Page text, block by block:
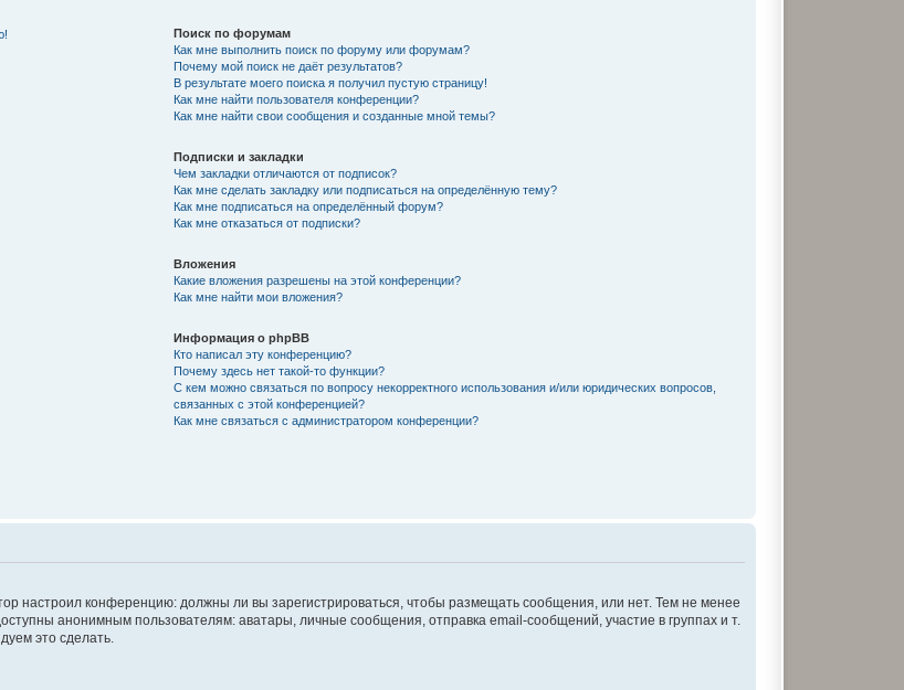
Поиск по форумам
Как мне выполнить поиск по форуму или форумам?
Почему мой поиск не даёт результатов?
В результате моего поиска я получил пустую страницу!
Как мне найти пользователя конференции?
Как мне найти свои сообщения и созданные мной темы?
Подписки и закладки
Чем закладки отличаются от подписок?
Как мне сделать закладку или подписаться на определённую тему?
Как мне подписаться на определённый форум?
Как мне отказаться от подписки?
Вложения
Какие вложения разрешены на этой конференции?
Как мне найти мои вложения?
Информация о phpBB
Кто написал эту конференцию?
Почему здесь нет такой-то функции?
С кем можно связаться по вопросу некорректного использования и/или юридических вопросов,
связанных с этой конференцией?
Как мне связаться с администратором конференции?
настроил конференцию: должны ли вы зарегистрироваться, чтобы размещать сообщения, или нет. Тем не менее
анонимным пользователям: аватары, личные сообщения, отправка email-сообщений, участие в группах и т.
это сделать.